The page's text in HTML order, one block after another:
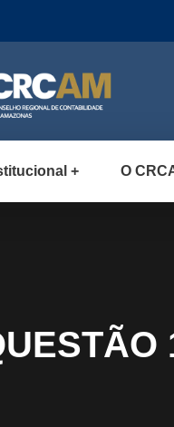
O